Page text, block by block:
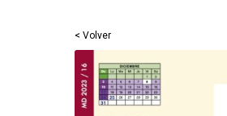
< Volver